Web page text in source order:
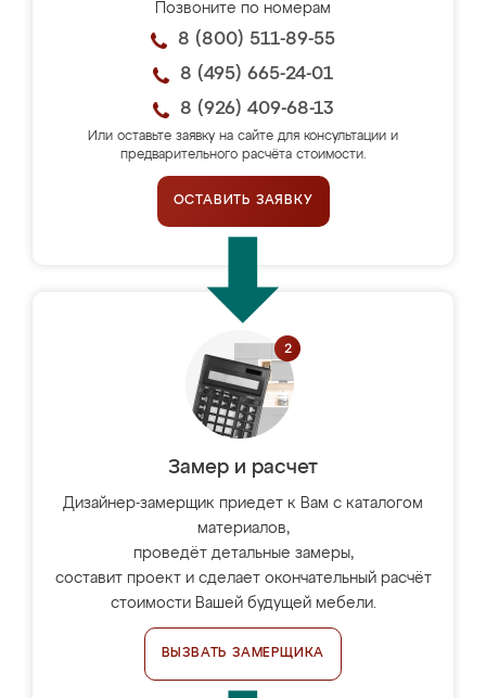
Позвоните по номерам
8 (800) 511-89-55
8 (495) 665-24-01
8 (926) 409-68-13
Или оставьте заявку на сайте для консультации и
предварительного расчёта стоимости.
ОСТАВИТЬ ЗАЯВКУ
Замер и расчет
Дизайнер-замерщик приедет к Вам с каталогом
материалов,
проведёт детальные замеры,
составит проект и сделает окончательный расчёт
стоимости Вашей будущей мебели.
ВЫЗВАТЬ ЗАМЕРЩИКА